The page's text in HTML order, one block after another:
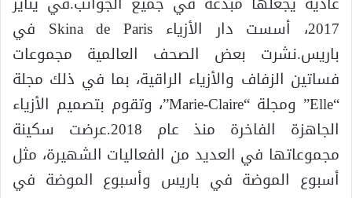
2017، أسست دار الأزياء Skina de Paris في
باريس.نشرت بعض الصحف العالمية مجموعات
فساتين الزفاف والأزياء الراقية، بما في ذلك مجلة
“Elle” ومجلة “Marie-Claire”، وتقوم بتصميم الأزياء
الجاهزة الفاخرة منذ عام 2018.عرضت سكينة
مجموعاتها في العديد من الفعاليات الشهيرة، مثل
أسبوع الموضة في باريس وأسبوع الموضة في